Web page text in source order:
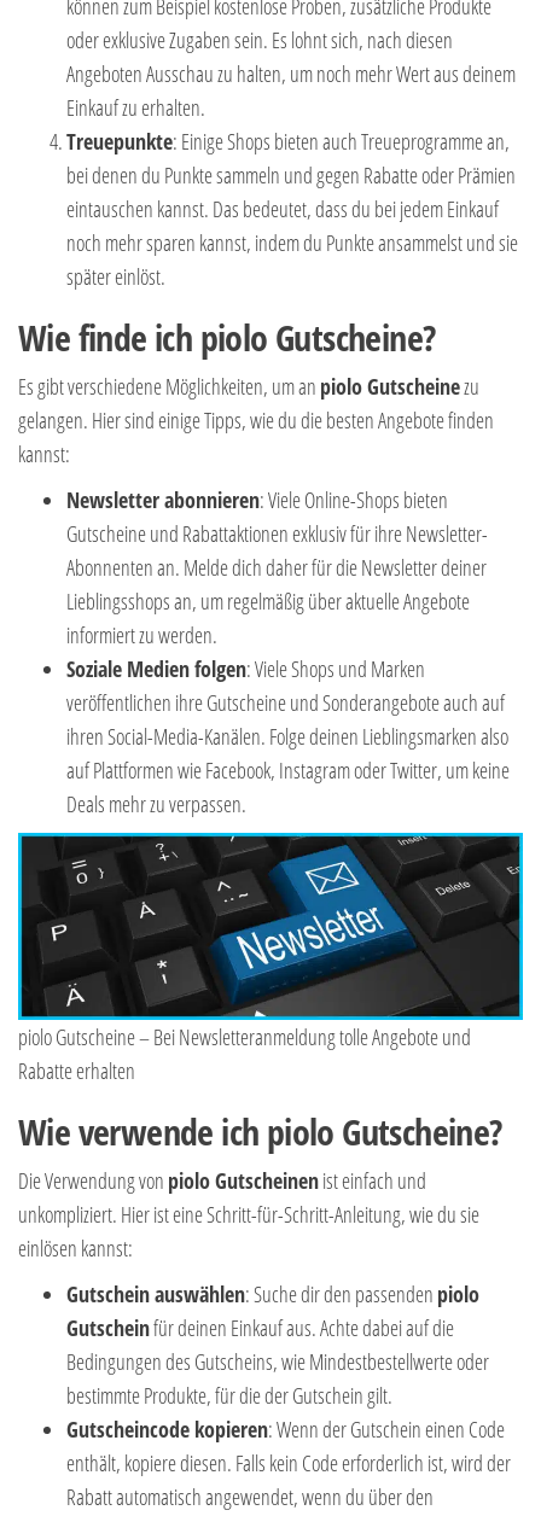
können zum Beispiel kostenlose Proben, zusätzliche Produkte
oder exklusive Zugaben sein. Es lohnt sich, nach diesen
Angeboten Ausschau zu halten, um noch mehr Wert aus deinem
Einkauf zu erhalten.
Treuepunkte: Einige Shops bieten auch Treueprogramme an,
bei denen du Punkte sammeln und gegen Rabatte oder Prämien
eintauschen kannst. Das bedeutet, dass du bei jedem Einkauf
noch mehr sparen kannst, indem du Punkte ansammelst und sie
später einlöst.
Wie finde ich piolo Gutscheine?
Es gibt verschiedene Möglichkeiten, um an piolo Gutscheinezu
gelangen. Hier sind einige Tipps, wie du die besten Angebote finden
kannst:
Newsletter abonnieren: Viele Online-Shops bieten
Gutscheine und Rabattaktionen exklusiv für ihre Newsletter-
Abonnenten an. Melde dich daher für die Newsletter deiner
Lieblingsshops an, um regelmäßig über aktuelle Angebote
informiert zu werden.
Soziale Medien folgen: Viele Shops und Marken
veröffentlichen ihre Gutscheine und Sonderangebote auch auf
ihren Social-Media-Kanälen. Folge deinen Lieblingsmarken also
auf Plattformen wie Facebook, Instagram oder Twitter, um keine
Deals mehr zu verpassen.
piolo Gutscheine – Bei Newsletteranmeldung tolle Angebote und
Rabatte erhalten
Wie verwende ich piolo Gutscheine?
Die Verwendung von piolo Gutscheinenist einfach und
unkompliziert. Hier ist eine Schritt-für-Schritt-Anleitung, wie du sie
einlösen kannst:
Gutschein auswählen: Suche dir den passenden piolo
Gutscheinfür deinen Einkauf aus. Achte dabei auf die
Bedingungen des Gutscheins, wie Mindestbestellwerte oder
bestimmte Produkte, für die der Gutschein gilt.
Gutscheincode kopieren: Wenn der Gutschein einen Code
enthält, kopiere diesen. Falls kein Code erforderlich ist, wird der
Rabatt automatisch angewendet, wenn du über den